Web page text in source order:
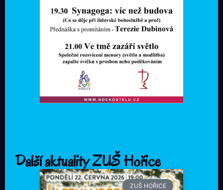
Další aktuality ZUŠ Hořice
ZUŠ HOŘICE